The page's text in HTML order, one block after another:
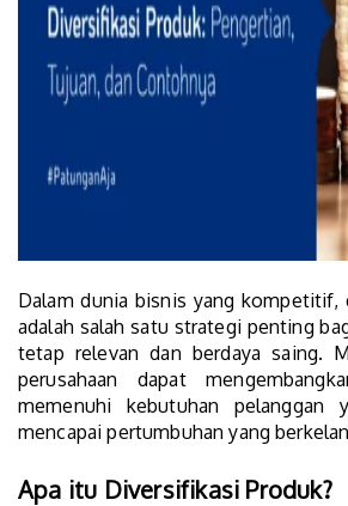
Dalam dunia bisnis yang kompetitif,
adalah salah satu strategi penting
tetap relevan dan berdaya saing.
perusahaan dapat
memenuhi kebutuhan pelanggan
mencapai pertumbuhan yang
Apa itu Diversifikasi Produk?